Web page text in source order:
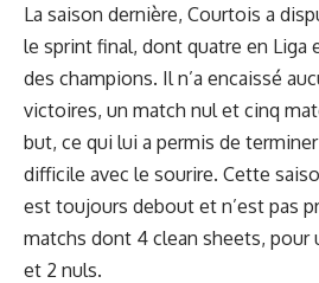
La saison dernière, Courtois a
le sprint final, dont quatre en Liga
des champions. Il n’a encaissé
victoires, un match nul et cinq
but, ce qui lui a permis de
difficile avec le sourire. Cette
est toujours debout et n’est pas
matchs dont 4 clean sheets, pour
et 2 nuls.